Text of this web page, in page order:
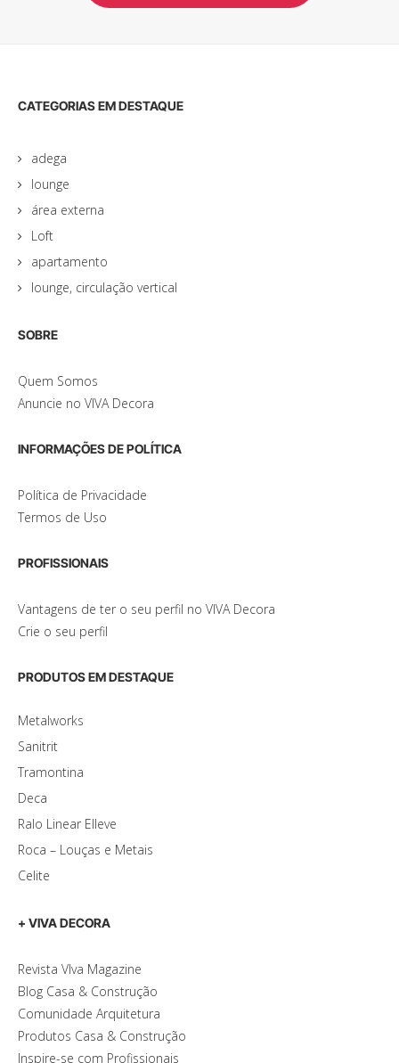
CATEGORIAS EM DESTAQUE
adega
lounge
área externa
Loft
apartamento
lounge, circulação vertical
SOBRE
Quem Somos
Anuncie no VIVA Decora
INFORMAÇÕES DE POLÍTICA
Política de Privacidade
Termos de Uso
PROFISSIONAIS
Vantagens de ter o seu perfil no VIVA Decora
Crie o seu perfil
PRODUTOS EM DESTAQUE
Metalworks
Sanitrit
Tramontina
Deca
Ralo Linear Elleve
Roca – Louças e Metais
Celite
+ VIVA DECORA
Revista VIva Magazine
Blog Casa & Construção
Comunidade Arquitetura
Produtos Casa & Construção
Inspire-se com Profissionais